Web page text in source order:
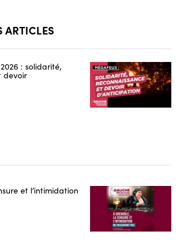
ARTICLES
: solidarité,
devoir
et l’intimidation